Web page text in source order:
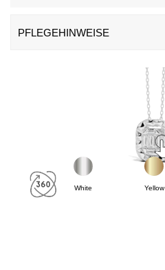
PFLEGEHINWEISE
White Yellow